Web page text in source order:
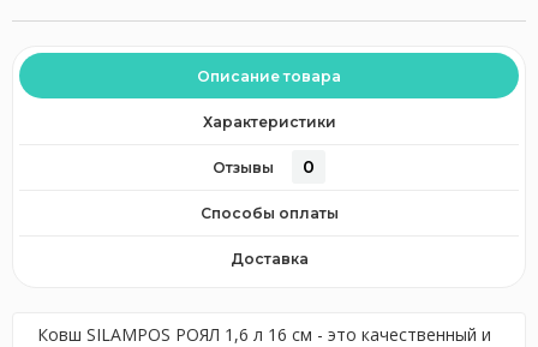
Описание товара
Характеристики
Отзывы 0
Способы оплаты
Доставка
Ковш SILAMPOS РОЯЛ 1,6 л 16 см - это качественный и